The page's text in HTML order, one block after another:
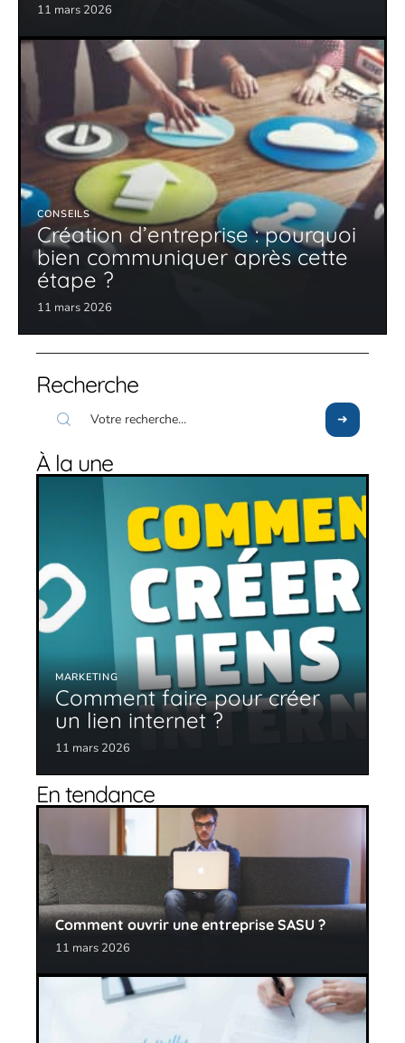
11 mars 2026
CONSEILS
Création d’entreprise : pourquoi
bien communiquer après cette
étape ?
11 mars 2026
Recherche
À la une
MARKETING
Comment faire pour créer
un lien internet ?
11 mars 2026
En tendance
Comment ouvrir une entreprise SASU ?
11 mars 2026